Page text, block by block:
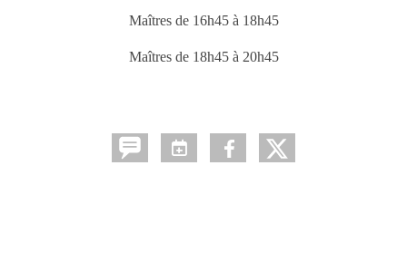
Maîtres de 16h45 à 18h45
Maîtres de 18h45 à 20h45